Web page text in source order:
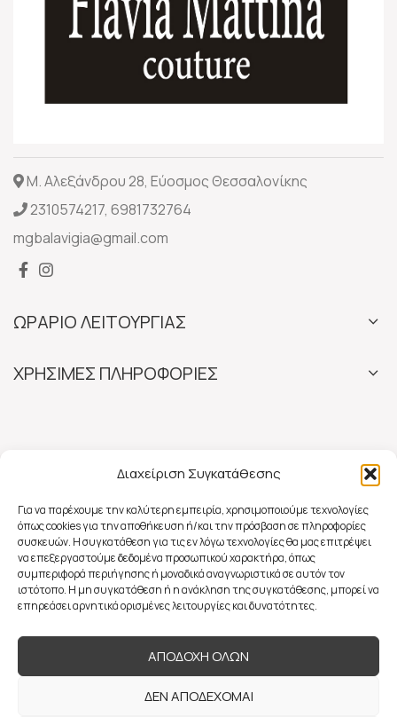
Διαχείριση Συγκατάθεσης
Για να παρέχουμε την καλύτερη εμπειρία, χρησιμοποιούμε τεχνολογίες
όπως cookies για την αποθήκευση ή/και την πρόσβαση σε πληροφορίες
συσκευών. Η συγκατάθεση για τις εν λόγω τεχνολογίες θα μας επιτρέψει
να επεξεργαστούμε δεδομένα προσωπικού χαρακτήρα, όπως
συμπεριφορά περιήγησης ή μοναδικά αναγνωριστικά σε αυτόν τον
ιστότοπο. Η μη συγκατάθεση ή η ανάκληση της συγκατάθεσης, μπορεί να
επηρεάσει αρνητικά ορισμένες λειτουργίες και δυνατότητες.
ΑΠΟΔΟΧΗ ΟΛΩΝ
ΔΕΝ ΑΠΟΔΕΧΟΜΑΙ
Μ. Αλεξάνδρου 28, Εύοσμος Θεσσαλονίκης
2310574217, 6981732764
mgbalavigia@gmail.com
ΩΡΑΡΙΟ ΛΕΙΤΟΥΡΓΙΑΣ
ΧΡΗΣΙΜΕΣ ΠΛΗΡΟΦΟΡΙΕΣ